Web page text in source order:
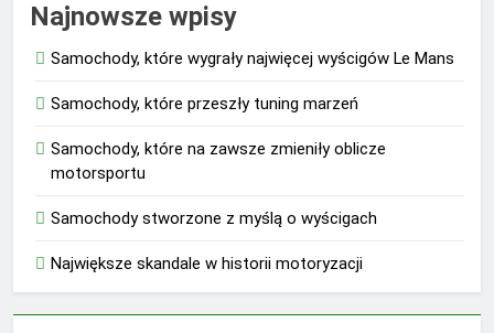
Najnowsze wpisy
Samochody, które wygrały najwięcej wyścigów Le Mans
Samochody, które przeszły tuning marzeń
Samochody, które na zawsze zmieniły oblicze
motorsportu
Samochody stworzone z myślą o wyścigach
Największe skandale w historii motoryzacji